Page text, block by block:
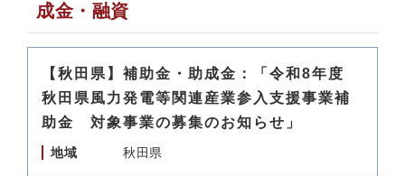
成金・融資
【秋田県】補助金・助成金：「令和8年度
秋田県風力発電等関連産業参入支援事業補
助金 対象事業の募集のお知らせ」
地域 秋田県